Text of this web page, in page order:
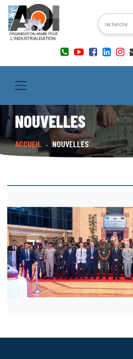
NOUVELLES
ACCUEIL - NOUVELLES